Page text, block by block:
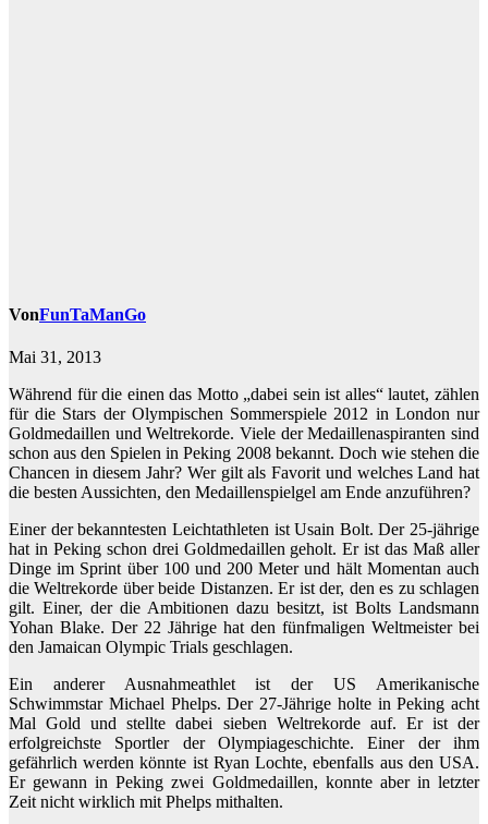
VonFunTaManGo
Mai 31, 2013
Während für die einen das Motto „dabei sein ist alles“ lautet, zählen
für die Stars der Olympischen Sommerspiele 2012 in London nur
Goldmedaillen und Weltrekorde. Viele der Medaillenaspiranten sind
schon aus den Spielen in Peking 2008 bekannt. Doch wie stehen die
Chancen in diesem Jahr? Wer gilt als Favorit und welches Land hat
die besten Aussichten, den Medaillenspielgel am Ende anzuführen?
Einer der bekanntesten Leichtathleten ist Usain Bolt. Der 25-jährige
hat in Peking schon drei Goldmedaillen geholt. Er ist das Maß aller
Dinge im Sprint über 100 und 200 Meter und hält Momentan auch
die Weltrekorde über beide Distanzen. Er ist der, den es zu schlagen
gilt. Einer, der die Ambitionen dazu besitzt, ist Bolts Landsmann
Yohan Blake. Der 22 Jährige hat den fünfmaligen Weltmeister bei
den Jamaican Olympic Trials geschlagen.
Ein anderer Ausnahmeathlet ist der US Amerikanische
Schwimmstar Michael Phelps. Der 27-Jährige holte in Peking acht
Mal Gold und stellte dabei sieben Weltrekorde auf. Er ist der
erfolgreichste Sportler der Olympiageschichte. Einer der ihm
gefährlich werden könnte ist Ryan Lochte, ebenfalls aus den USA.
Er gewann in Peking zwei Goldmedaillen, konnte aber in letzter
Zeit nicht wirklich mit Phelps mithalten.